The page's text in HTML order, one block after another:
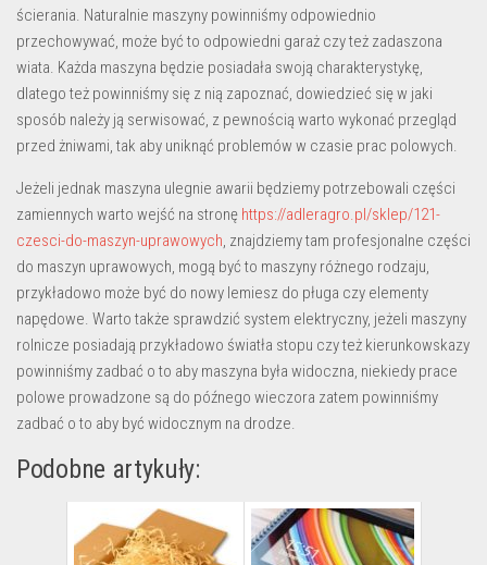
ścierania. Naturalnie maszyny powinniśmy odpowiednio
przechowywać, może być to odpowiedni garaż czy też zadaszona
wiata. Każda maszyna będzie posiadała swoją charakterystykę,
dlatego też powinniśmy się z nią zapoznać, dowiedzieć się w jaki
sposób należy ją serwisować, z pewnością warto wykonać przegląd
przed żniwami, tak aby uniknąć problemów w czasie prac polowych.
Jeżeli jednak maszyna ulegnie awarii będziemy potrzebowali części
zamiennych warto wejść na stronę https://adleragro.pl/sklep/121-
czesci-do-maszyn-uprawowych, znajdziemy tam profesjonalne części
do maszyn uprawowych, mogą być to maszyny różnego rodzaju,
przykładowo może być do nowy lemiesz do pługa czy elementy
napędowe. Warto także sprawdzić system elektryczny, jeżeli maszyny
rolnicze posiadają przykładowo światła stopu czy też kierunkowskazy
powinniśmy zadbać o to aby maszyna była widoczna, niekiedy prace
polowe prowadzone są do późnego wieczora zatem powinniśmy
zadbać o to aby być widocznym na drodze.
Podobne artykuły: